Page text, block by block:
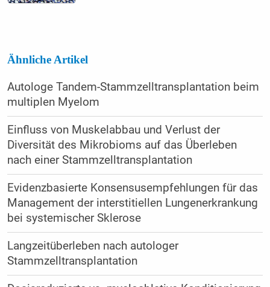
Ähnliche Artikel
Autologe Tandem-Stammzelltransplantation beim
multiplen Myelom
Einfluss von Muskelabbau und Verlust der
Diversität des Mikrobioms auf das Überleben
nach einer Stammzelltransplantation
Evidenzbasierte Konsensusempfehlungen für das
Management der interstitiellen Lungenerkrankung
bei systemischer Sklerose
Langzeitüberleben nach autologer
Stammzelltransplantation